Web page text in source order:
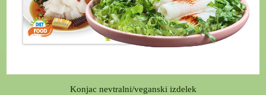
Konjac nevtralni/veganski izdelek